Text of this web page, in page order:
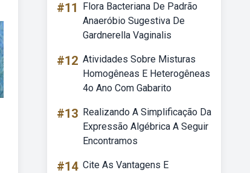
#11
Flora Bacteriana De Padrão
Anaeróbio Sugestiva De
Gardnerella Vaginalis
#12 Atividades Sobre Misturas
Homogêneas E Heterogêneas
4o Ano Com Gabarito
#13 Realizando A Simplificação Da
Expressão Algébrica A Seguir
Encontramos
#14 Cite As Vantagens E